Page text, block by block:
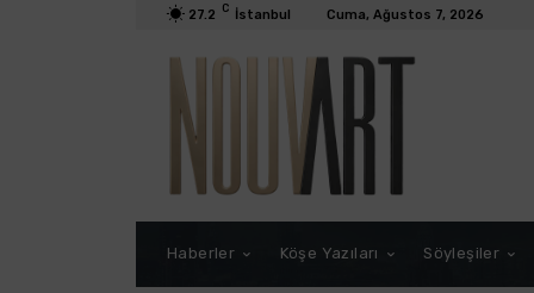
27.2 C İstanbul Cuma, Ağustos 7, 2026
Haberler Köşe Yazıları Söyleşiler